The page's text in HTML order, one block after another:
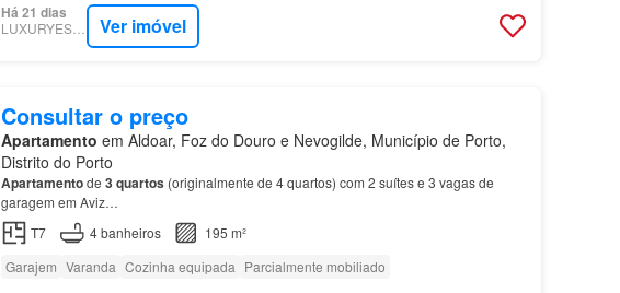
Há 21 dias
LUXURYESTATE Ver imóvel
Consultar o preço
Apartamento em Aldoar, Foz do Douro e Nevogilde, Município de Porto,
Distrito do Porto
Apartamentode 3 quartos (originalmente de 4 quartos) com 2 suítes e 3 vagas de
garagem em Aviz…
T7
4banheiros
195 m²
Garajem Varanda Cozinha equipada Parcialmente mobiliado